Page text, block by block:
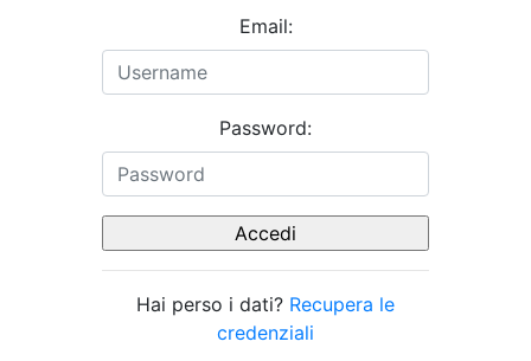
Email:
Password:
Hai perso i dati? Recupera le
credenziali